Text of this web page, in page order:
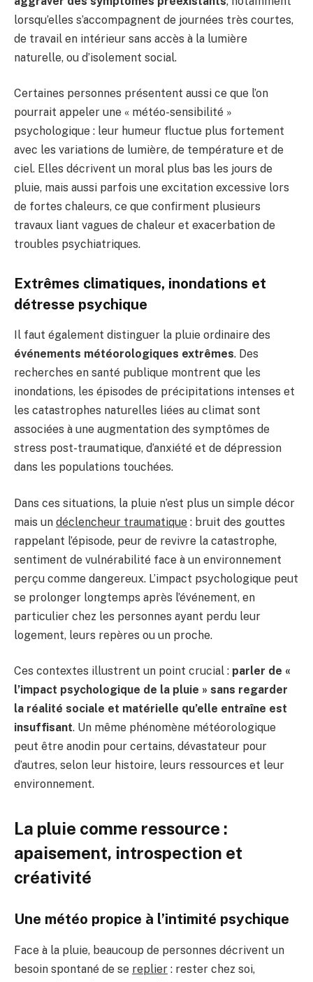
lorsqu’elles s’accompagnent de journées très courtes,
de travail en intérieur sans accès à la lumière
naturelle, ou d’isolement social.
Certaines personnes présentent aussi ce que l’on
pourrait appeler une « météo-sensibilité »
psychologique : leur humeur fluctue plus fortement
avec les variations de lumière, de température et de
ciel. Elles décrivent un moral plus bas les jours de
pluie, mais aussi parfois une excitation excessive lors
de fortes chaleurs, ce que confirment plusieurs
travaux liant vagues de chaleur et exacerbation de
troubles psychiatriques.
Extrêmes climatiques, inondations et
détresse psychique
Il faut également distinguer la pluie ordinaire des
événements météorologiques extrêmes. Des
recherches en santé publique montrent que les
inondations, les épisodes de précipitations intenses et
les catastrophes naturelles liées au climat sont
associées à une augmentation des symptômes de
stress post-traumatique, d’anxiété et de dépression
dans les populations touchées.
Dans ces situations, la pluie n’est plus un simple décor
mais un déclencheur traumatique : bruit des gouttes
rappelant l’épisode, peur de revivre la catastrophe,
sentiment de vulnérabilité face à un environnement
perçu comme dangereux. L’impact psychologique peut
se prolonger longtemps après l’événement, en
particulier chez les personnes ayant perdu leur
logement, leurs repères ou un proche.
Ces contextes illustrent un point crucial : parler de «
l’impact psychologique de la pluie » sans regarder
la réalité sociale et matérielle qu’elle entraîne est
insuffisant. Un même phénomène météorologique
peut être anodin pour certains, dévastateur pour
d’autres, selon leur histoire, leurs ressources et leur
environnement.
La pluie comme ressource :
apaisement, introspection et
créativité
Une météo propice à l’intimité psychique
Face à la pluie, beaucoup de personnes décrivent un
besoin spontané de se replier : rester chez soi,